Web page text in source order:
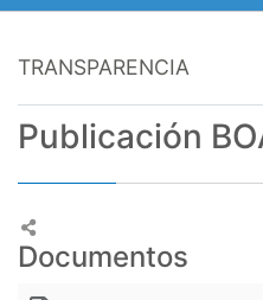
TRANSPARENCIA
Publicación
Documentos